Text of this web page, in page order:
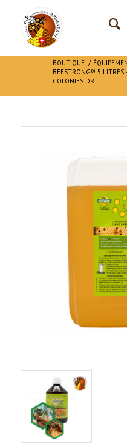
BOUTIQUE /
BEESTRONG® 5 LITRES
COLONIES DR...